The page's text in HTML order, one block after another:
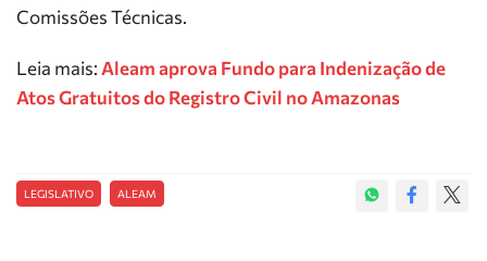
Comissões Técnicas.
Leia mais: Aleam aprova Fundo para Indenização de
Atos Gratuitos do Registro Civil no Amazonas
LEGISLATIVO ALEAM